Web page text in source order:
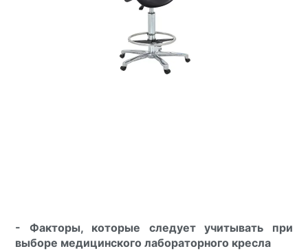
- Факторы, которые следует учитывать при
выборе медицинского лабораторного кресла